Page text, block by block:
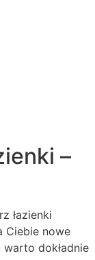
–
łazienki
Ciebie nowe
dokładnie